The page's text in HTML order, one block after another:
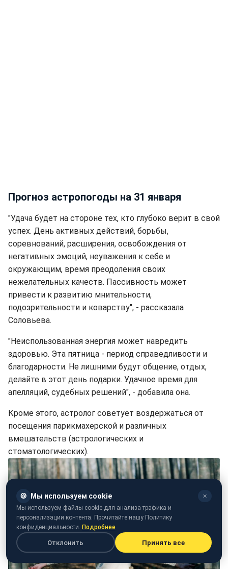
Прогноз астропогоды на 31 января
"Удача будет на стороне тех, кто глубоко верит в свой
успех. День активных действий, борьбы,
соревнований, расширения, освобождения от
негативных эмоций, неуважения к себе и
окружающим, время преодоления своих
нежелательных качеств. Пассивность может
привести к развитию мнительности,
подозрительности и коварству", - рассказала
Соловьева.
"Неиспользованная энергия может навредить
здоровью. Эта пятница - период справедливости и
благодарности. Не лишними будут общение, отдых,
делайте в этот день подарки. Удачное время для
апелляций, судебных решений", - добавила она.
Кроме этого, астролог советует воздержаться от
посещения парикмахерской и различных
вмешательств (астрологических и
стоматологических).
🍪 Мы используем cookie ✕
Мы используем файлы cookie для анализа трафика и
персонализации контента. Прочитайте нашу Политику
конфиденциальности. Подробнее
Отклонить Принять все